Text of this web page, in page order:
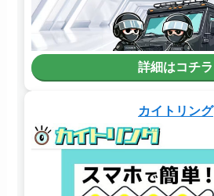
詳細はコチラ
カイトリング